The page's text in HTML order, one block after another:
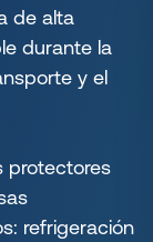
de alta
durante la
y el
protectores
refrigeración